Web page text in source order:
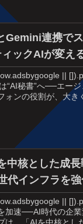
Gemini連携で
ックAIが変え
||
“AI秘書”へ──エー
ォンの役割が、大き
中核とした成
代インフラを
||
加速──AI時代の企